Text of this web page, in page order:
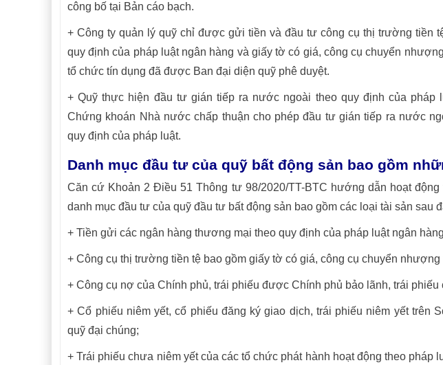
công bố tại Bản cáo bạch.
+ Công ty quản lý quỹ chỉ được gửi tiền và đầu tư công cụ thị trường tiền
quy định của pháp luật ngân hàng và giấy tờ có giá, công cụ chuyển
tổ chức tín dụng đã được Ban đại diện quỹ phê duyệt.
+ Quỹ thực hiện đầu tư gián tiếp ra nước ngoài theo quy định của
Chứng khoán Nhà nước chấp thuận cho phép đầu tư gián tiếp ra nước
quy định của pháp luật.
Danh mục đầu tư của quỹ bất động sản bao gồm
Căn cứ Khoản 2 Điều 51 Thông tư 98/2020/TT-BTC hướng dẫn hoạt
danh mục đầu tư của quỹ đầu tư bất động sản bao gồm các loại tài sản sau
+ Tiền gửi các ngân hàng thương mại theo quy định của pháp luật ngân
+ Công cụ thị trường tiền tệ bao gồm giấy tờ có giá, công cụ chuyển
+ Công cụ nợ của Chính phủ, trái phiếu được Chính phủ bảo lãnh, trái
+ Cổ phiếu niêm yết, cổ phiếu đăng ký giao dịch, trái phiếu niêm yết trên
quỹ đại chúng;
+ Trái phiếu chưa niêm yết của các tổ chức phát hành hoạt động theo pháp